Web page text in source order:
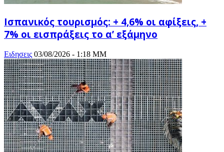
Ισπανικός τουρισμός: + 4,6% οι αφίξεις, +
7% οι εισπράξεις το α’ εξάμηνο
Ειδησεις 03/08/2026 - 1:18 ΜΜ